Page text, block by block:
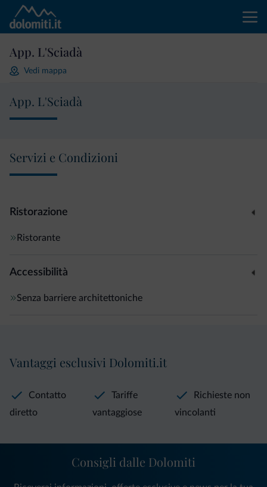
App. L'Sciadà
Vedi mappa
App. L'Sciadà
Servizi e Condizioni
Ristorazione
Ristorante
Accessibilità
Senza barriere architettoniche
Vantaggi esclusivi Dolomiti.it
Contatto
diretto
Tariffe
vantaggiose
Richieste non
vincolanti
Consigli dalle Dolomiti